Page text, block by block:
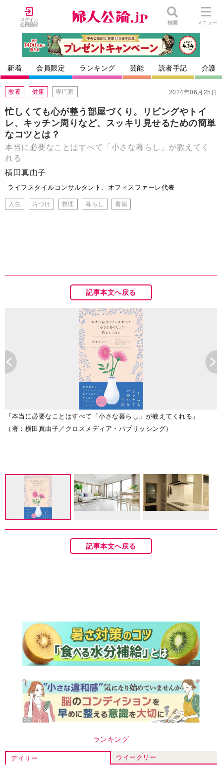
ログイン
会員登録
検索 メニュー
新着 会員限定 ランキング 芸能 読者手記 介護
2024年06月25日
教養 健康 専門家
忙しくても心が整う部屋づくり。リビングやトイ
レ、キッチン周りなど、スッキリ見せるための簡単
なコツとは？
本当に必要なことはすべて「小さな暮らし」が教えてく
れる
横田真由子
ライフスタイルコンサルタント、オフィスファーレ代表
人生 片づけ 整理 暮らし 書籍
記事本文へ戻る
『本当に必要なことはすべて「小さな暮らし」が教えてくれる』
（著：横田真由子／クロスメディア・パブリッシング）
記事本文へ戻る
ランキング
デイリー ウイークリー